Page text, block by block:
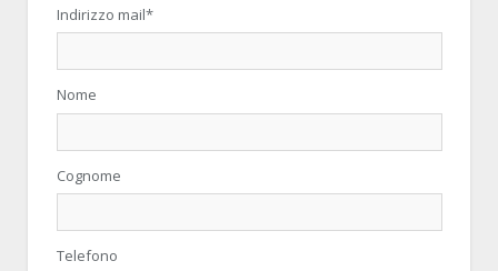
Indirizzo mail*
Nome
Cognome
Telefono